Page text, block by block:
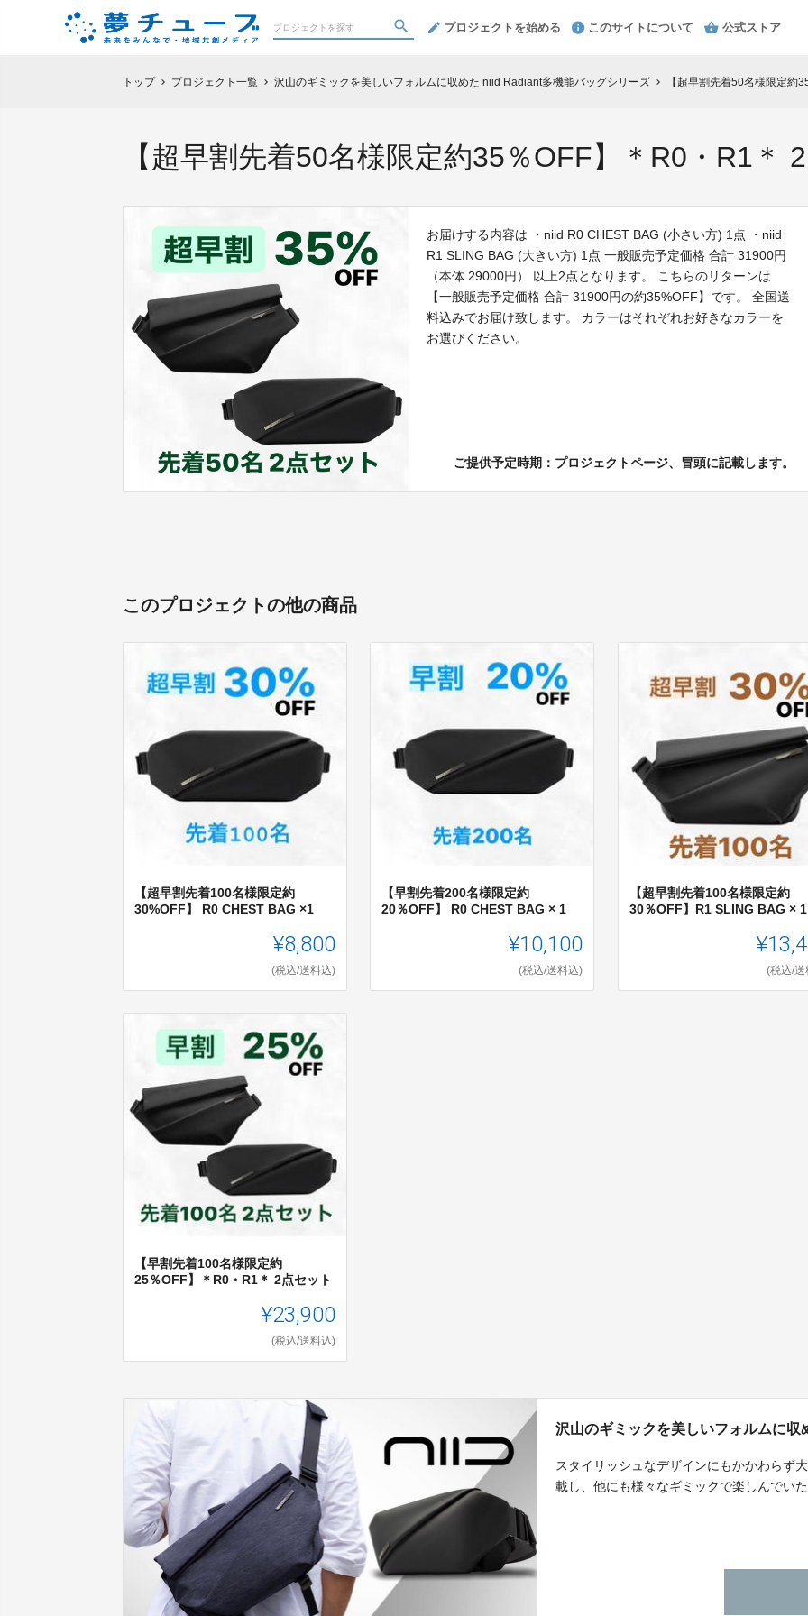
プロジェクトを始める このサイトについて 公式ストア
トップ chevron_right プロジェクト一覧 chevron_right 沢山のギミックを美しいフォルムに収めた niid Radiant多機能バッグシリーズ chevron_right 【超早割先着50名様限定約
【超早割先着50名様限定約35％OFF】＊R0・R1＊
お届けする内容は ・niid R0 CHEST BAG (小さい方) 1点 ・niid
R1 SLING BAG (大きい方) 1点 一般販売予定価格 合計 31900円
（本体 29000円） 以上2点となります。 こちらのリターンは
【一般販売予定価格 合計 31900円の約35%OFF】です。 全国送
料込みでお届け致します。 カラーはそれぞれお好きなカラーを
お選びください。
ご提供予定時期：プロジェクトページ、冒頭に記載します。
このプロジェクトの他の商品
【超早割先着100名様限定約
30%OFF】 R0 CHEST BAG ×1
¥8,800
(税込/送料込)
【早割先着200名様限定約
20％OFF】 R0 CHEST BAG × 1
¥10,100
(税込/送料込)
【超早割先着100名様限定約
30％OFF】R1 SLING BAG × 1
(税込/送
【早割先着100名様限定約
25％OFF】＊R0・R1＊ 2点セット
¥23,900
(税込/送料込)
沢山のギミックを美しいフォルムに
スタイリッシュなデザインにもかかわらず
載し、他にも様々なギミックで楽しんでい